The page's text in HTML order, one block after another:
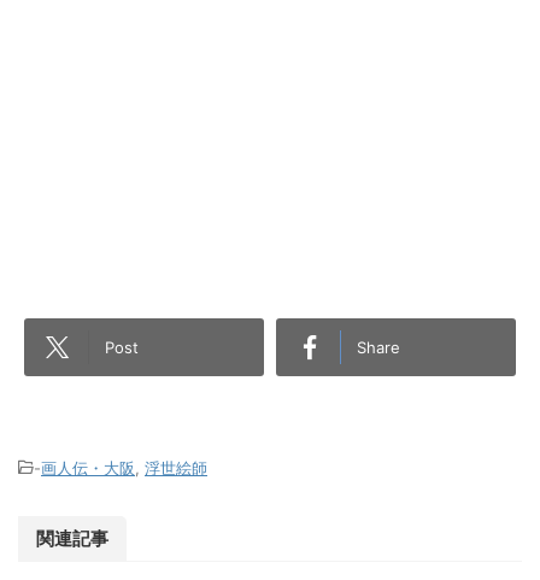
Post Share
-画人伝・大阪 浮世絵師
関連記事